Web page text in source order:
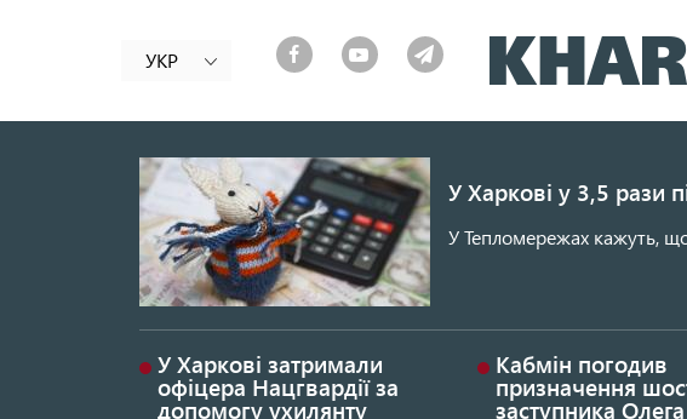
УКР
У Харкові у 3,5 рази
У Тепломережах кажуть,
У Харкові затримали
офіцера Нацгвардії за
допомогу ухилянту
Кабмін погодив
призначення
заступника Олега